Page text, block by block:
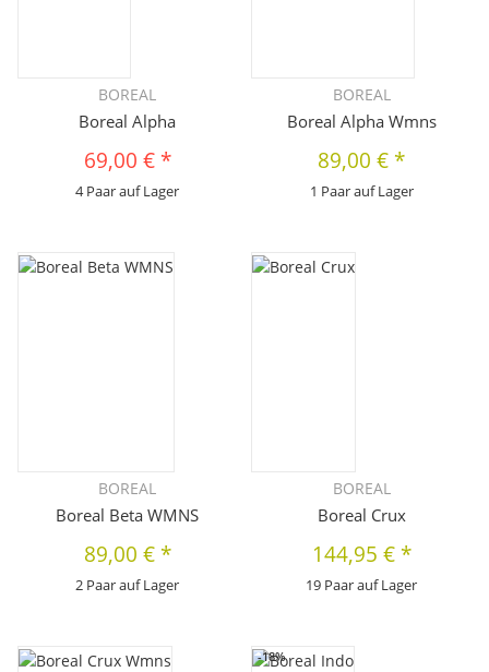
BOREAL
Boreal Alpha
69,00 € *
4 Paar auf Lager
BOREAL
Boreal Alpha Wmns
89,00 € *
1 Paar auf Lager
BOREAL
Boreal Beta WMNS
89,00 € *
2 Paar auf Lager
BOREAL
Boreal Crux
144,95 € *
19 Paar auf Lager
-18%